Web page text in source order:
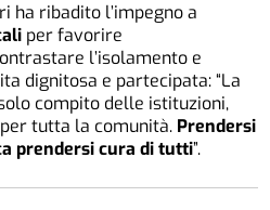
ha ribadito l’impegno a
per favorire
l’isolamento e
dignitosa e partecipata: “La
compito delle istituzioni,
tutta la comunità. Prendersi
prendersi cura di tutti”.